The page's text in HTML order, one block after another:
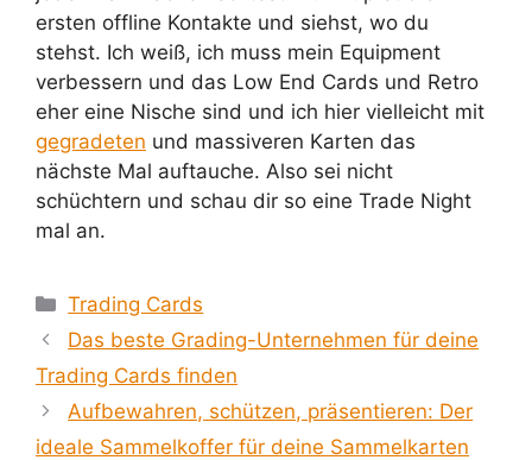
ersten offline Kontakte und siehst, wo du
stehst. Ich weiß, ich muss mein Equipment
verbessern und das Low End Cards und Retro
eher eine Nische sind und ich hier vielleicht mit
gegradeten und massiveren Karten das
nächste Mal auftauche. Also sei nicht
schüchtern und schau dir so eine Trade Night
mal an.
Kategorien
Trading Cards
Das beste Grading-Unternehmen für deine
Trading Cards finden
Aufbewahren, schützen, präsentieren: Der
ideale Sammelkoffer für deine Sammelkarten